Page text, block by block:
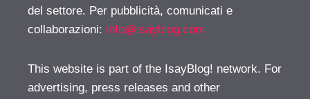
del settore. Per pubblicità, comunicati e
collaborazioni: info@isayblog.com
This website is part of the IsayBlog! network. For
advertising, press releases and other